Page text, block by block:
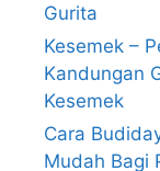
Gurita
Kesemek –
Kandungan
Kesemek
Cara
Mudah Bagi